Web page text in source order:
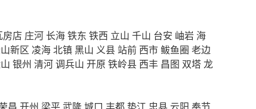
房店 庄河 长海铁东 铁西 立山 千山 台安 岫岩 海
新区 凌海北镇黑山 义县 站前 西市 鲅鱼圈 老边
银州 清河调兵山 开原 铁岭县 西丰 昌图 双塔龙
昌 开州 梁平武隆城口 丰都 垫江 忠县 云阳 奉节